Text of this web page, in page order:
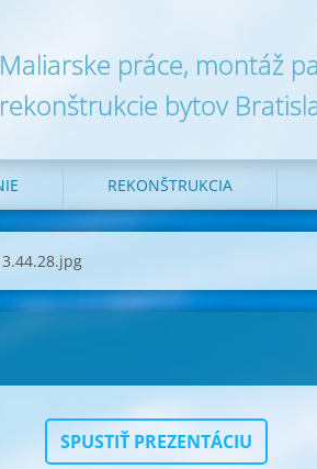
Maliarske práce, montáž
rekonštrukcie bytov
REKONŠTRUKCIA
SPUSTIŤ PREZENTÁCIU